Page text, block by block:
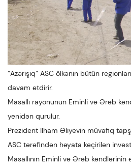
“Azərişıq” ASC ölkənin bütün
davam etdirir.
Masallı rayonunun Eminli və Ərəb
yenidən qurulur.
Prezident İlham Əliyevin müvafiq
ASC tərəfindən həyata keçirilən
Masallının Eminli və Ərəb